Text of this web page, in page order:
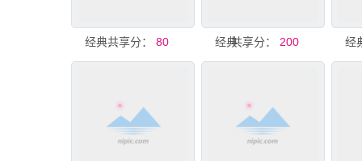
经典美食菜单
共享分： 80 经典中式菜肴菜单展示
共享分： 200